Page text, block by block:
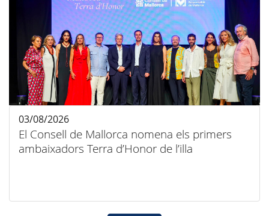
El Consell de Mallorca nomena els primers
ambaixadors Terra d’Honor de l’illa
03/08/2026